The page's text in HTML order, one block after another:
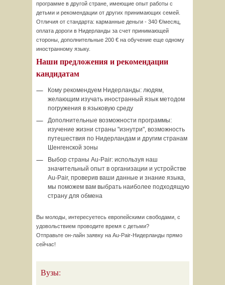
программе в другой стране, имеющие опыт работы с
детьми и рекомендации от других принимающих семей.
Отличия от стандарта: карманные деньги - 340 €/месяц,
оплата дороги в Нидерланды за счет принимающей
стороны, дополнительные 200 € на обучение еще одному
иностранному языку.
Наши предложения и рекомендации
кандидатам
Кому рекомендуем Нидерланды: людям,
желающим изучать иностранный язык методом
погружения в языковую среду
Дополнительные возможности программы:
изучение жизни страны "изнутри", возможность
путешествия по Нидерландам и другим странам
Шенгенской зоны
Выбор страны Au-Pair: используя наш
значительный опыт в организации и устройстве
Au-Pair, проверив ваши данные и знание языка,
мы поможем вам выбрать наиболее подходящую
страну для обмена
Вы молоды, интересуетесь европейскими свободами, с
удовольствием проводите время с детьми?
Отправьте он-лайн заявку на Au-Pair-Нидерланды прямо
сейчас!
Вузы: